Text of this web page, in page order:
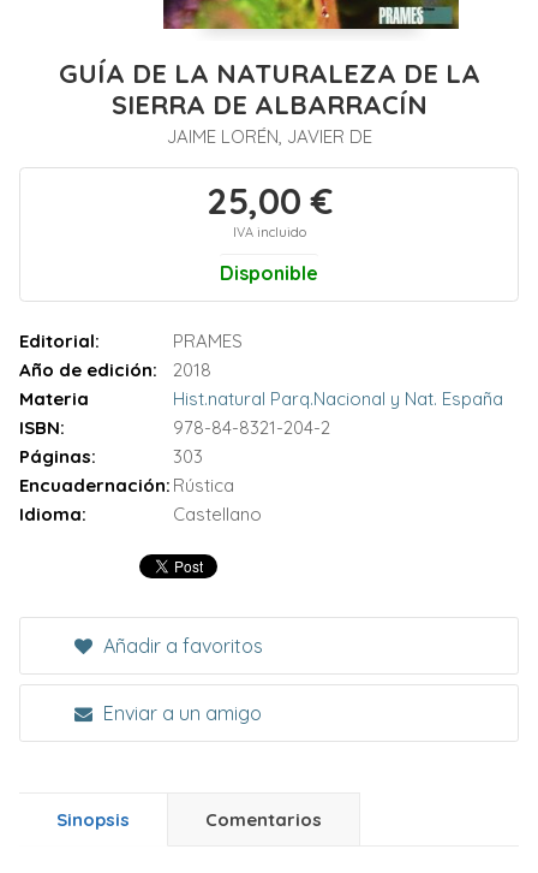
GUÍA DE LA NATURALEZA DE LA
SIERRA DE ALBARRACÍN
JAIME LORÉN, JAVIER DE
25,00 €
IVA incluido
Disponible
Editorial:
PRAMES
Año de edición:
2018
Materia
Hist.natural Parq.Nacional y Nat. España
ISBN:
978-84-8321-204-2
Páginas:
303
Encuadernación: Rústica
Idioma:
Castellano
Añadir a favoritos
Enviar a un amigo
Sinopsis Comentarios